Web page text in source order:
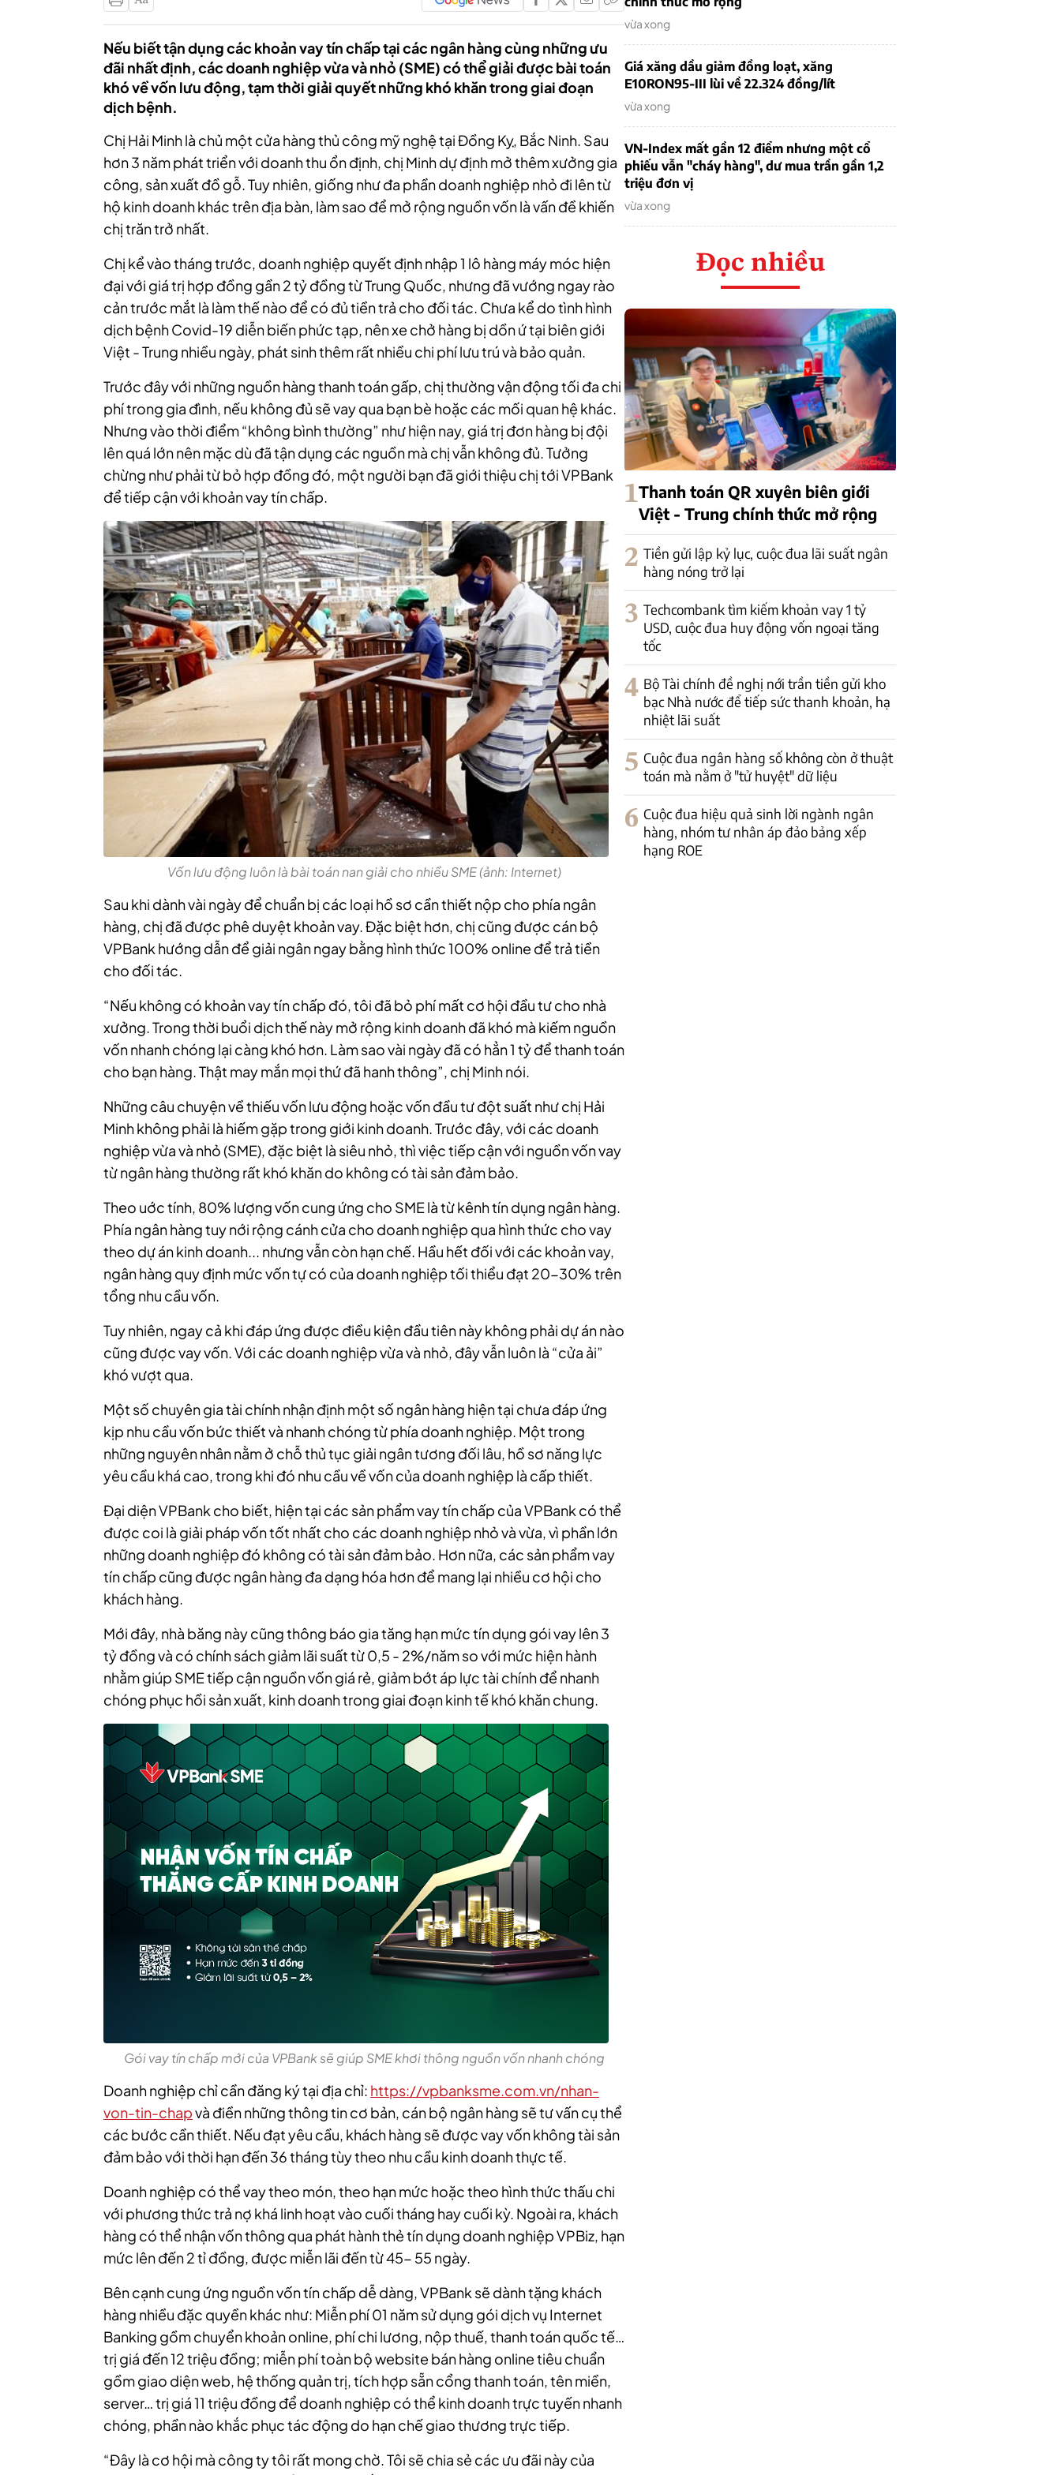
Nếu biết tận dụng các khoản vay tín chấp tại các ngân hàng cùng những ưu
đãi nhất định, các doanh nghiệp vừa và nhỏ (SME) có thể giải được bài toán
khó về vốn lưu động, tạm thời giải quyết những khó khăn trong giai đoạn
dịch bệnh.
Chị Hải Minh là chủ một cửa hàng thủ công mỹ nghệ tại Đồng Kỵ, Bắc Ninh. Sau
hơn 3 năm phát triển với doanh thu ổn định, chị Minh dự định mở thêm xưởng gia
công, sản xuất đồ gỗ. Tuy nhiên, giống như đa phần doanh nghiệp nhỏ đi lên từ
hộ kinh doanh khác trên địa bàn, làm sao để mở rộng nguồn vốn là vấn đề khiến
chị trăn trở nhất.
Chị kể vào tháng trước, doanh nghiệp quyết định nhập 1 lô hàng máy móc hiện
đại với giá trị hợp đồng gần 2 tỷ đồng từ Trung Quốc, nhưng đã vướng ngay rào
cản trước mắt là làm thế nào để có đủ tiền trả cho đối tác. Chưa kể do tình hình
dịch bệnh Covid-19 diễn biến phức tạp, nên xe chở hàng bị dồn ứ tại biên giới
Việt - Trung nhiều ngày, phát sinh thêm rất nhiều chi phí lưu trú và bảo quản.
Trước đây với những nguồn hàng thanh toán gấp, chị thường vận động tối đa chi
phí trong gia đình, nếu không đủ sẽ vay qua bạn bè hoặc các mối quan hệ khác.
Nhưng vào thời điểm “không bình thường” như hiện nay, giá trị đơn hàng bị đội
lên quá lớn nên mặc dù đã tận dụng các nguồn mà chị vẫn không đủ. Tưởng
chừng như phải từ bỏ hợp đồng đó, một người bạn đã giới thiệu chị tới VPBank
để tiếp cận với khoản vay tín chấp.
Vốn lưu động luôn là bài toán nan giải cho nhiều SME (ảnh: Internet)
Sau khi dành vài ngày để chuẩn bị các loại hồ sơ cần thiết nộp cho phía ngân
hàng, chị đã được phê duyệt khoản vay. Đặc biệt hơn, chị cũng được cán bộ
VPBank hướng dẫn để giải ngân ngay bằng hình thức 100% online để trả tiền
cho đối tác.
“Nếu không có khoản vay tín chấp đó, tôi đã bỏ phí mất cơ hội đầu tư cho nhà
xưởng. Trong thời buổi dịch thế này mở rộng kinh doanh đã khó mà kiếm nguồn
vốn nhanh chóng lại càng khó hơn. Làm sao vài ngày đã có hẳn 1 tỷ để thanh toán
cho bạn hàng. Thật may mắn mọi thứ đã hanh thông”, chị Minh nói.
Những câu chuyện về thiếu vốn lưu động hoặc vốn đầu tư đột suất như chị Hải
Minh không phải là hiếm gặp trong giới kinh doanh. Trước đây, với các doanh
nghiệp vừa và nhỏ (SME), đặc biệt là siêu nhỏ, thì việc tiếp cận với nguồn vốn vay
từ ngân hàng thường rất khó khăn do không có tài sản đảm bảo.
Theo uớc tính, 80% lượng vốn cung ứng cho SME là từ kênh tín dụng ngân hàng.
Phía ngân hàng tuy nới rộng cánh cửa cho doanh nghiệp qua hình thức cho vay
theo dự án kinh doanh... nhưng vẫn còn hạn chế. Hầu hết đối với các khoản vay,
ngân hàng quy định mức vốn tự có của doanh nghiệp tối thiểu đạt 20-30% trên
tổng nhu cầu vốn.
Tuy nhiên, ngay cả khi đáp ứng được điều kiện đầu tiên này không phải dự án nào
cũng được vay vốn. Với các doanh nghiệp vừa và nhỏ, đây vẫn luôn là “cửa ải”
khó vượt qua.
Một số chuyên gia tài chính nhận định một số ngân hàng hiện tại chưa đáp ứng
kịp nhu cầu vốn bức thiết và nhanh chóng từ phía doanh nghiệp. Một trong
những nguyên nhân nằm ở chỗ thủ tục giải ngân tương đối lâu, hồ sơ năng lực
yêu cầu khá cao, trong khi đó nhu cầu về vốn của doanh nghiệp là cấp thiết.
Đại diện VPBank cho biết, hiện tại các sản phẩm vay tín chấp của VPBank có thể
được coi là giải pháp vốn tốt nhất cho các doanh nghiệp nhỏ và vừa, vì phần lớn
những doanh nghiệp đó không có tài sản đảm bảo. Hơn nữa, các sản phẩm vay
tín chấp cũng được ngân hàng đa dạng hóa hơn để mang lại nhiều cơ hội cho
khách hàng.
Mới đây, nhà băng này cũng thông báo gia tăng hạn mức tín dụng gói vay lên 3
tỷ đồng và có chính sách giảm lãi suất từ 0,5 - 2%/năm so với mức hiện hành
nhằm giúp SME tiếp cận nguồn vốn giá rẻ, giảm bớt áp lực tài chính để nhanh
chóng phục hồi sản xuất, kinh doanh trong giai đoạn kinh tế khó khăn chung.
Gói vay tín chấp mới của VPBank sẽ giúp SME khơi thông nguồn vốn nhanh chóng
Doanh nghiệp chỉ cần đăng ký tại địa chỉ: https://vpbanksme.com.vn/nhan-
von-tin-chapvà điền những thông tin cơ bản, cán bộ ngân hàng sẽ tư vấn cụ thể
các bước cần thiết. Nếu đạt yêu cầu, khách hàng sẽ được vay vốn không tài sản
đảm bảo với thời hạn đến 36 tháng tùy theo nhu cầu kinh doanh thực tế.
Doanh nghiệp có thể vay theo món, theo hạn mức hoặc theo hình thức thấu chi
với phương thức trả nợ khá linh hoạt vào cuối tháng hay cuối kỳ. Ngoài ra, khách
hàng có thể nhận vốn thông qua phát hành thẻ tín dụng doanh nghiệp VPBiz, hạn
mức lên đến 2 tỉ đồng, được miễn lãi đến từ 45- 55 ngày.
Bên cạnh cung ứng nguồn vốn tín chấp dễ dàng, VPBank sẽ dành tặng khách
hàng nhiều đặc quyền khác như: Miễn phí 01 năm sử dụng gói dịch vụ Internet
Banking gồm chuyển khoản online, phí chi lương, nộp thuế, thanh toán quốc tế…
trị giá đến 12 triệu đồng; miễn phí toàn bộ website bán hàng online tiêu chuẩn
gồm giao diện web, hệ thống quản trị, tích hợp sẵn cổng thanh toán, tên miền,
server… trị giá 11 triệu đồng để doanh nghiệp có thể kinh doanh trực tuyến nhanh
chóng, phần nào khắc phục tác động do hạn chế giao thương trực tiếp.
“Đây là cơ hội mà công ty tôi rất mong chờ. Tôi sẽ chia sẻ các ưu đãi này của
vừa xong
Giá xăng dầu giảm đồng loạt, xăng
E10RON95-III lùi về 22.324 đồng/lít
vừa xong
VN-Index mất gần 12 điểm nhưng một cổ
phiếu vẫn "cháy hàng", dư mua trần gần 1,2
triệu đơn vị
vừa xong
Đọc nhiều
1Thanh toán QR xuyên biên giới
Việt - Trung chính thức mở rộng
2 Tiền gửi lập kỷ lục, cuộc đua lãi suất ngân
hàng nóng trở lại
3 Techcombank tìm kiếm khoản vay 1 tỷ
USD, cuộc đua huy động vốn ngoại tăng
tốc
4 Bộ Tài chính đề nghị nới trần tiền gửi kho
bạc Nhà nước để tiếp sức thanh khoản, hạ
nhiệt lãi suất
5 Cuộc đua ngân hàng số không còn ở thuật
toán mà nằm ở "tử huyệt" dữ liệu
6 Cuộc đua hiệu quả sinh lời ngành ngân
hàng, nhóm tư nhân áp đảo bảng xếp
hạng ROE